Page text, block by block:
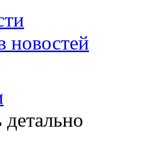
новостей